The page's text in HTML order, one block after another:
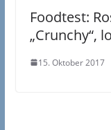
Foodtest:
„Crunchy“,
15. Oktober 2017